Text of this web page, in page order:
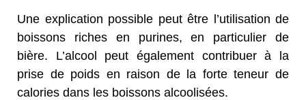
Une explication possible peut être l’utilisation de
boissons riches en purines, en particulier de
bière. L’alcool peut également contribuer à la
prise de poids en raison de la forte teneur de
calories dans les boissons alcoolisées.